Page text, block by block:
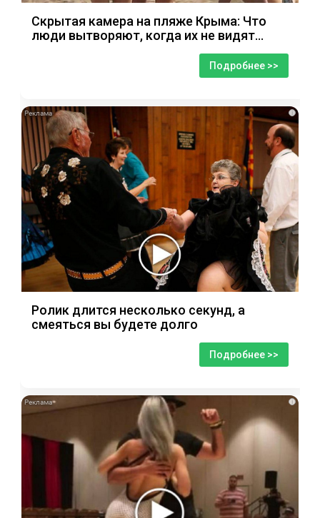
Скрытая камера на пляже Крыма: Что
люди вытворяют, когда их не видят...
Подробнее >>
i
Ролик длится несколько секунд, а
смеяться вы будете долго
Подробнее >>
i